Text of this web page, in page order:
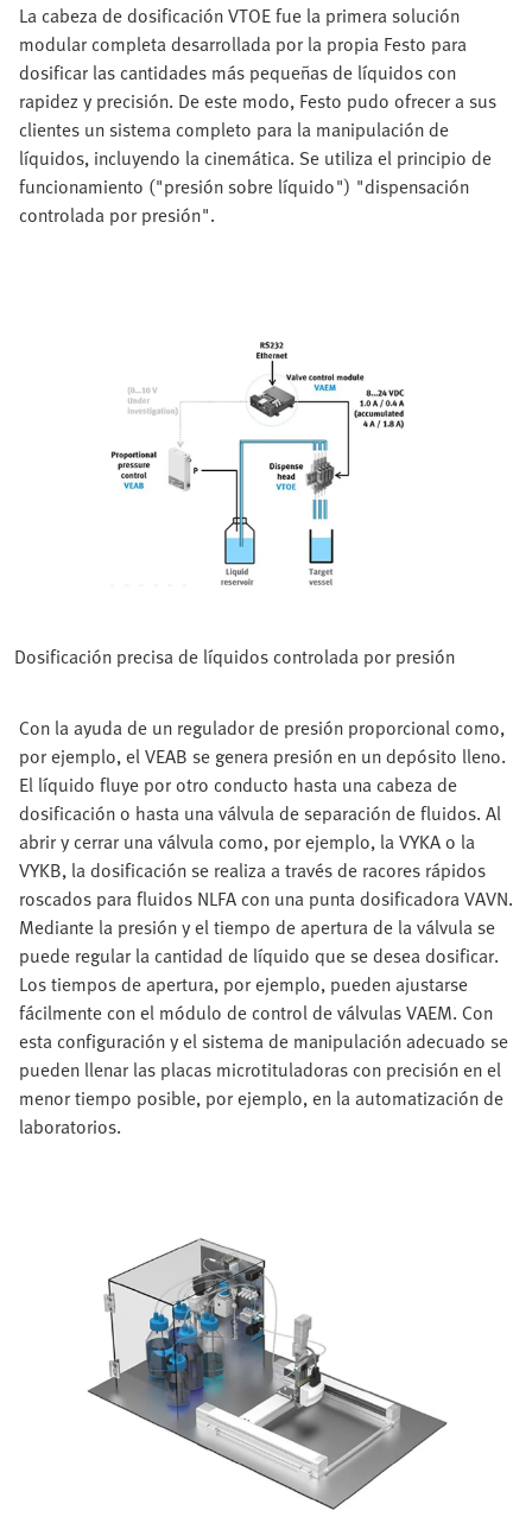
La cabeza de dosificación VTOE fue la primera solución
modular completa desarrollada por la propia Festo para
dosificar las cantidades más pequeñas de líquidos con
rapidez y precisión. De este modo, Festo pudo ofrecer a sus
clientes un sistema completo para la manipulación de
líquidos, incluyendo la cinemática. Se utiliza el principio de
funcionamiento ("presión sobre líquido") "dispensación
controlada por presión".
Dosificación precisa de líquidos controlada por presión
Con la ayuda de un regulador de presión proporcional como,
por ejemplo, el VEAB se genera presión en un depósito lleno.
El líquido fluye por otro conducto hasta una cabeza de
dosificación o hasta una válvula de separación de fluidos. Al
abrir y cerrar una válvula como, por ejemplo, la VYKA o la
VYKB, la dosificación se realiza a través de racores rápidos
roscados para fluidos NLFA con una punta dosificadora VAVN.
Mediante la presión y el tiempo de apertura de la válvula se
puede regular la cantidad de líquido que se desea dosificar.
Los tiempos de apertura, por ejemplo, pueden ajustarse
fácilmente con el módulo de control de válvulas VAEM. Con
esta configuración y el sistema de manipulación adecuado se
pueden llenar las placas microtituladoras con precisión en el
menor tiempo posible, por ejemplo, en la automatización de
laboratorios.